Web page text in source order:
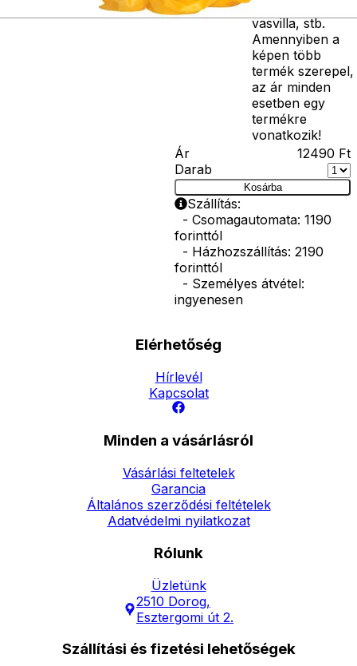
vasvilla, stb.
Amennyiben a
képen több
termék szerepel,
az ár minden
esetben egy
termékre
vonatkozik!
Ár
12490 Ft
Darab
Kosárba
Szállítás:
- Csomagautomata: 1190
forinttól
- Házhozszállítás: 2190
forinttól
- Személyes átvétel:
ingyenesen
Elérhetőség
Hírlevél
Kapcsolat
Minden a vásárlásról
Vásárlási feltetelek
Garancia
Általános szerződési feltételek
Adatvédelmi nyilatkozat
Rólunk
Üzletünk
2510 Dorog,
Esztergomi út 2.
Szállítási és fizetési lehetőségek